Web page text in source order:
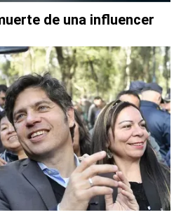
de una influencer